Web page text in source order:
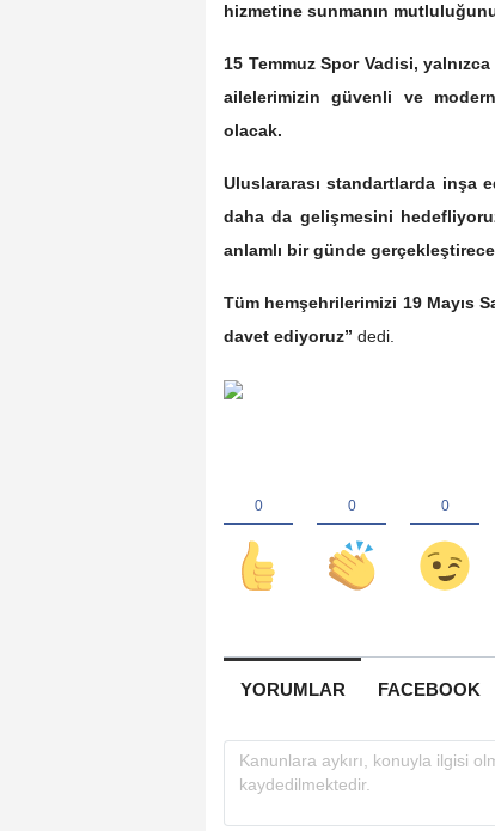
hizmetine sunmanın
15 Temmuz Spor Vadisi,
ailelerimizin güvenli ve
olacak.
Uluslararası standartlarda inşa
daha da gelişmesini
anlamlı bir günde
Tüm hemşehrilerimizi 19 Mayıs
davet ediyoruz” dedi.
YORUMLAR FACEBOOK